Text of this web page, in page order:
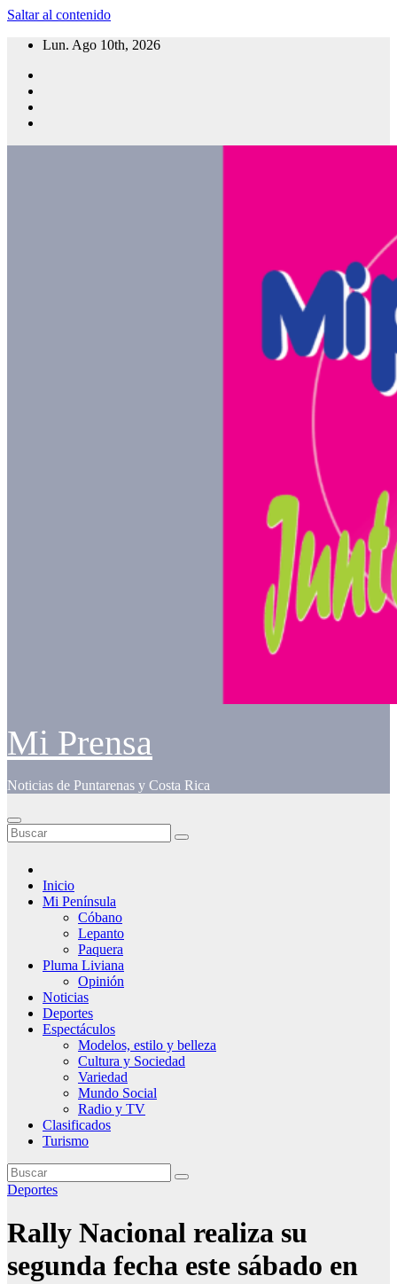
Saltar al contenido
Lun. Ago 10th, 2026
Mi Prensa
Noticias de Puntarenas y Costa Rica
Inicio
Mi Península
Cóbano
Lepanto
Paquera
Pluma Liviana
Opinión
Noticias
Deportes
Espectáculos
Modelos, estilo y belleza
Cultura y Sociedad
Variedad
Mundo Social
Radio y TV
Clasificados
Turismo
Deportes
Rally Nacional realiza su
segunda fecha este sábado en